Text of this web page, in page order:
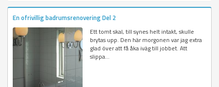
En ofrivillig badrumsrenovering Del 2
Ett tomt skal, till synes helt intakt, skulle
brytas upp. Den här morgonen var jag extra
glad över att få åka iväg till jobbet. Att
slippa...